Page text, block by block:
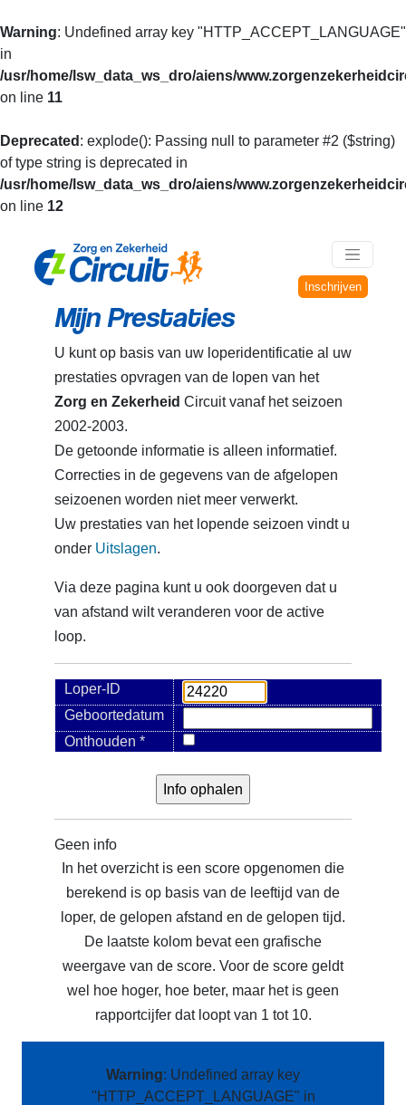
Warning: Undefined array key "HTTP_ACCEPT_LANGUAGE"
in
/usr/home/lsw_data_ws_dro/aiens/
on line 11
Deprecated : explode(): Passing null to parameter #2 ($string)
of type string is deprecated in
/usr/home/lsw_data_ws_dro/aiens/
on line 12
Inschrijven
Mijn Prestaties
U kunt op basis van uw loperidentificatie al uw
prestaties opvragen van de lopen van het
Zorg en Zekerheid Circuit vanaf het seizoen
2002-2003.
De getoonde informatie is alleen informatief.
Correcties in de gegevens van de afgelopen
seizoenen worden niet meer verwerkt.
Uw prestaties van het lopende seizoen vindt u
onder Uitslagen.
Via deze pagina kunt u ook doorgeven dat u
van afstand wilt veranderen voor de active
loop.
Loper-ID
Geboortedatum
Onthouden *
Geen info
In het overzicht is een score opgenomen die
berekend is op basis van de leeftijd van de
loper, de gelopen afstand en de gelopen tijd.
De laatste kolom bevat een grafische
weergave van de score. Voor de score geldt
wel hoe hoger, hoe beter, maar het is geen
rapportcijfer dat loopt van 1 tot 10.
Warning: Undefined array key
"HTTP_ACCEPT_LANGUAGE" in